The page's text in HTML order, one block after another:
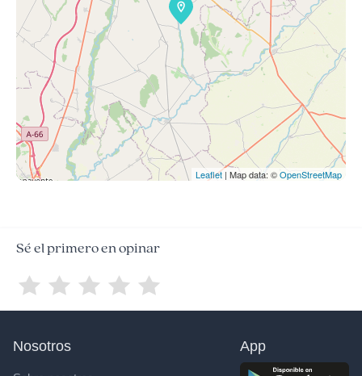
Leaflet| Map data: ©OpenStreetMap
Sé el primero en opinar
Nosotros App